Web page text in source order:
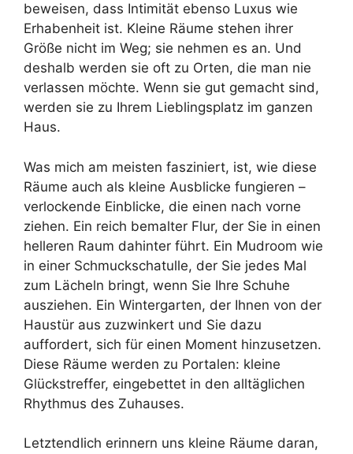
beweisen, dass Intimität ebenso Luxus wie
Erhabenheit ist. Kleine Räume stehen ihrer
Größe nicht im Weg; sie nehmen es an. Und
deshalb werden sie oft zu Orten, die man nie
verlassen möchte. Wenn sie gut gemacht sind,
werden sie zu Ihrem Lieblingsplatz im ganzen
Haus.
Was mich am meisten fasziniert, ist, wie diese
Räume auch als kleine Ausblicke fungieren –
verlockende Einblicke, die einen nach vorne
ziehen. Ein reich bemalter Flur, der Sie in einen
helleren Raum dahinter führt. Ein Mudroom wie
in einer Schmuckschatulle, der Sie jedes Mal
zum Lächeln bringt, wenn Sie Ihre Schuhe
ausziehen. Ein Wintergarten, der Ihnen von der
Haustür aus zuzwinkert und Sie dazu
auffordert, sich für einen Moment hinzusetzen.
Diese Räume werden zu Portalen: kleine
Glückstreffer, eingebettet in den alltäglichen
Rhythmus des Zuhauses.
Letztendlich erinnern uns kleine Räume daran,